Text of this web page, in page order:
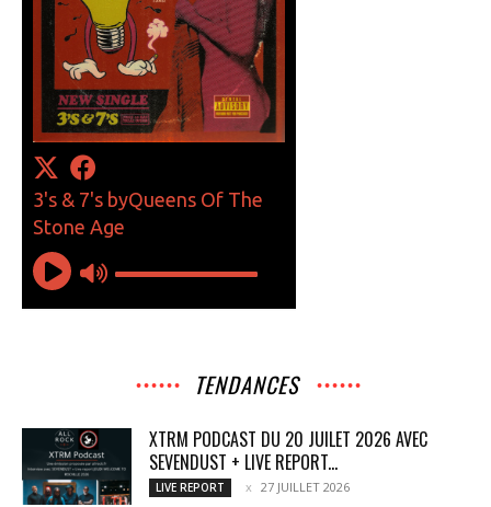
TENDANCES
XTRM PODCAST DU 20 JUILET 2026 AVEC
SEVENDUST + LIVE REPORT...
LIVE REPORT 27 JUILLET 2026